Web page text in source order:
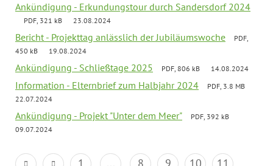
Ankündigung - Erkundungstour durch Sandersdorf 2024
PDF, 321 kB 23.08.2024
Bericht - Projekttag anlässlich der Jubiläumswoche
PDF,
450 kB
19.08.2024
Ankündigung - Schließtage 2025 PDF, 806 kB 14.08.2024
Information - Elternbrief zum Halbjahr 2024
PDF, 3.8 MB
22.07.2024
Ankündigung - Projekt "Unter dem Meer"
PDF, 392 kB
09.07.2024